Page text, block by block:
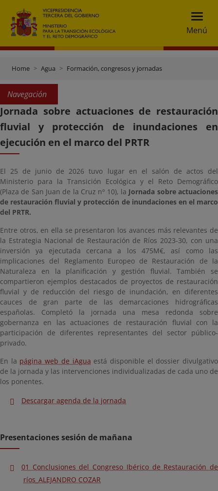
Menú
Home Agua Formación, congresos y jornadas
Navegación
Jornada sobre actuaciones de restauración
fluvial y protección de inundaciones en
ejecución en el marco del PRTR
El 25 de junio de 2026 tuvo lugar en el salón de actos del
Ministerio para la Transición Ecológica y el Reto Demográfico
(Plaza de San Juan de la Cruz nº 10), la Jornada sobre actuaciones
de restauración fluvial y protección de inundaciones en el marco
del PRTR.
Entre otros, en ella se presentaron los avances más relevantes de
la Estrategia Nacional de Restauración de Ríos 2023-30, con una
inversión ya ejecutada cercana a los 475M€, así como las
implicaciones del Reglamento Europeo de Restauración de la
Naturaleza en la planificación y gestión fluvial. También se
compartieron ejemplos destacados de proyectos de restauración
fluvial y de reducción del riesgo de inundación, en diferentes
cauces de gran parte de las demarcaciones hidrográficas
españolas. Completó la jornada una mesa redonda sobre
gobernanza en las actuaciones de restauración fluvial con la
participación de diferentes representantes del sector público-
privado.
En la página web de iAgua está disponible el dossier divulgativo
de la jornada y las intervenciones individualizadas de cada uno de
los ponentes.
Descargar agenda de la jornada
Presentaciones sesión de mañana
01 Conclusiones del Congreso Ibérico de Restauración de
ríos_ALEJANDRO COZAR